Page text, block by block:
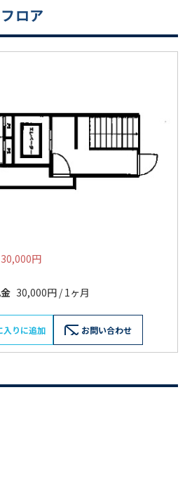
ロア
30,000円
30,000円 / 1ヶ月
入りに追加 お問い合わせ